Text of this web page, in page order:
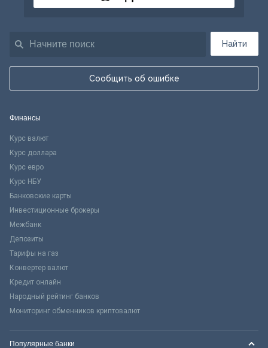
Найти
Сообщить об ошибке
Финансы
Курс валют
Курс доллара
Курс евро
Курс НБУ
Банковские карты
Инвестиционные брокеры
Межбанк
Депозиты
Тарифы на газ
Конвертер валют
Кредит онлайн
Народный рейтинг банков
Мониторинг обменников криптовалют
Популярные банки